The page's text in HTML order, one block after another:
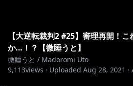
【大逆転裁判2 #25】審理再開！
か…！？【微睡うと】
微睡うと / Madoromi Uto
9,113views · Uploaded Aug 28, 2021 ·